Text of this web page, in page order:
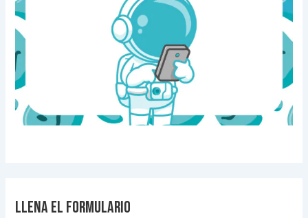
Llena el formulario